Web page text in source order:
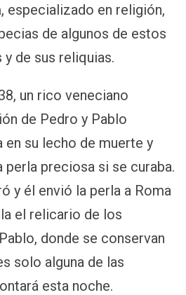
, especializado en religión,
de algunos de estos
de sus reliquias.
un rico veneciano
de Pedro y Pablo
en su lecho de muerte y
perla preciosa si se curaba.
y él envió la perla a Roma
el relicario de los
donde se conservan
solo alguna de las
esta noche.